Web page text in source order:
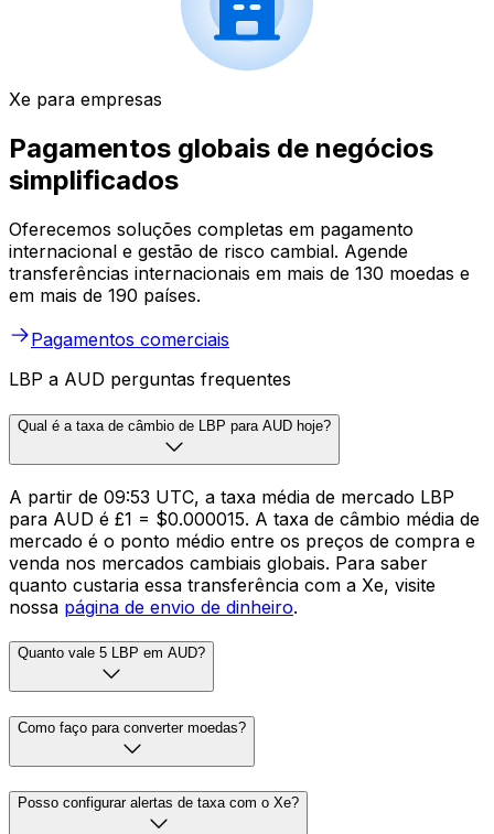
Xe para empresas
Pagamentos globais de negócios
simplificados
Oferecemos soluções completas em pagamento
internacional e gestão de risco cambial. Agende
transferências internacionais em mais de 130 moedas e
em mais de 190 países.
Pagamentos comerciais
LBP a AUD perguntas frequentes
Qual é a taxa de câmbio de LBP para AUD hoje?
A partir de 09:53 UTC, a taxa média de mercado LBP
para AUD é £1 = $0.000015. A taxa de câmbio média de
mercado é o ponto médio entre os preços de compra e
venda nos mercados cambiais globais. Para saber
quanto custaria essa transferência com a Xe, visite
nossa página de envio de dinheiro.
Quanto vale 5 LBP em AUD?
Como faço para converter moedas?
Posso configurar alertas de taxa com o Xe?